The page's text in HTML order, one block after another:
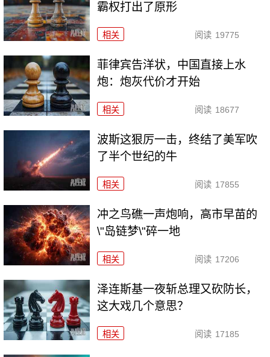
霸权打出了原形
相关 阅读 19775
菲律宾告洋状，中国直接上水
炮：炮灰代价才开始
相关 阅读 18677
波斯这狠厉一击，终结了美军吹
了半个世纪的牛
相关 阅读 17855
冲之鸟礁一声炮响，高市早苗的
\"岛链梦\"碎一地
相关 阅读 17206
泽连斯基一夜斩总理又砍防长，
这大戏几个意思？
相关 阅读 17185